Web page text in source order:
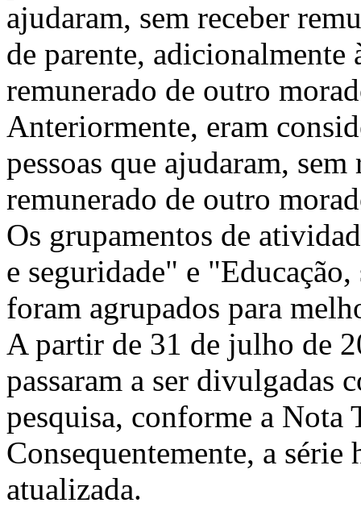
ajudaram, sem receber
de parente, adicionalmente
remunerado de outro
Anteriormente, eram
pessoas que ajudaram,
remunerado de outro
Os grupamentos de
e seguridade" e
foram agrupados para
A partir de 31 de julho de
passaram a ser divulgadas
pesquisa, conforme a Nota
Consequentemente, a
atualizada.